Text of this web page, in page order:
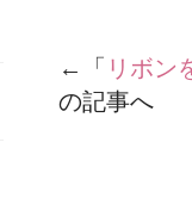
←「 リボン
の記事へ